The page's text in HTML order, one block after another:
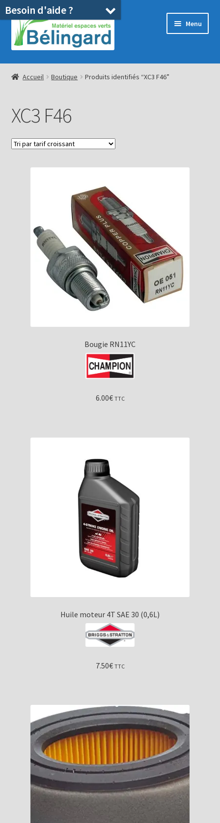
Aller
la
Aller
au
contenu
Menu
Accueil
Location
Pièces détachées/SAV
Occasions
Accueil Boutique Produits identifiés “XC3 F46”
XC3 F46
Bougie RN11YC
6.00€ TTC
Huile moteur 4T SAE 30 (0,6L)
7.50€ TTC
Besoin d'aide ?